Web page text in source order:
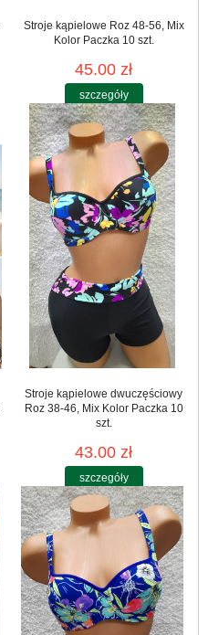
Stroje kąpielowe Roz 48-56, Mix
Kolor Paczka 10 szt.
45.00 zł
szczegóły
Stroje kąpielowe dwuczęściowy
Roz 38-46, Mix Kolor Paczka 10
szt.
43.00 zł
szczegóły